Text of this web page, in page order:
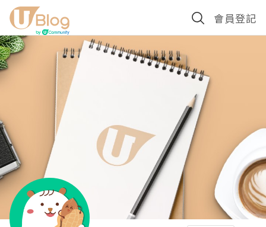
會員登記